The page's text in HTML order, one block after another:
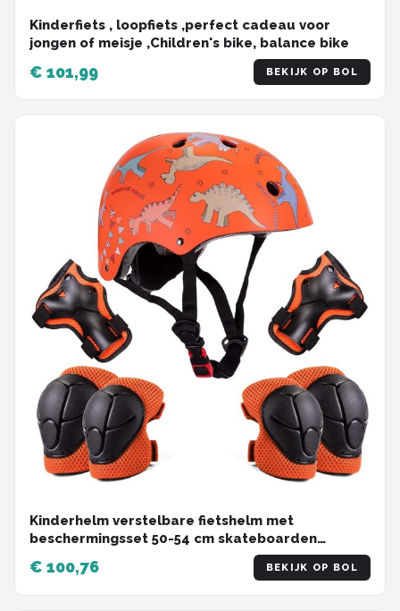
Kinderfiets , loopfiets ,perfect cadeau voor
jongen of meisje ,Children's bike, balance bike
€ 101,99 BEKIJK OP BOL
Kinderhelm verstelbare fietshelm met
beschermingsset 50-54 cm skateboarden
klimmen skatehelm scooter loopfiets CE-
certificering cadeau jongens meisjes 2-5 jaar.
€ 100,76 BEKIJK OP BOL